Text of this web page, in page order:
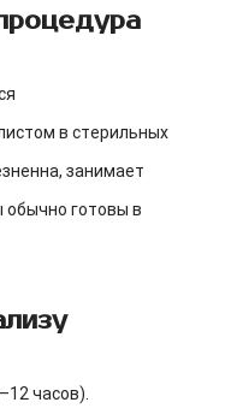
в стерильных
занимает
обычно готовы в
часов).